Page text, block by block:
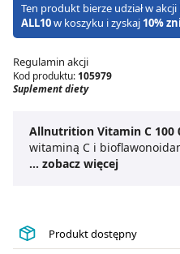
Ten produkt bierze udział w akcji
ALL10w koszyku i zyskaj 10%
Regulamin akcji
Kod produktu: 105979
Suplement diety
Allnutrition Vitamin C 100
witaminą C i
wzmocnienie organizmu.
antyoksydantów produkt
Ekonomiczne opakowanie
1000 mg + bioflawonoidy
... zobacz więcej
Produkt dostępny